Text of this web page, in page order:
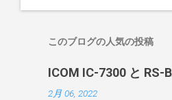
このブログの人気の投稿
ICOM IC-7300 と RS-
2月 06, 2022